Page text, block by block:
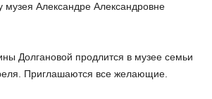
музея Александре Александровне
Долгановой продлится в музее семьи
Приглашаются все желающие.